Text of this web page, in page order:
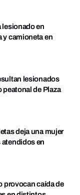
lesionado en
y camioneta en
lesionados
peatonal de Plaza
deja una mujer
atendidos en
provocan caída de